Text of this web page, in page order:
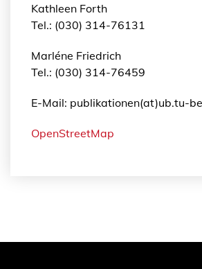
Kathleen Forth
Tel.: (030) 314-76131
Marléne Friedrich
Tel.: (030) 314-76459
E-Mail: publikationen(at)ub.tu-
OpenStreetMap